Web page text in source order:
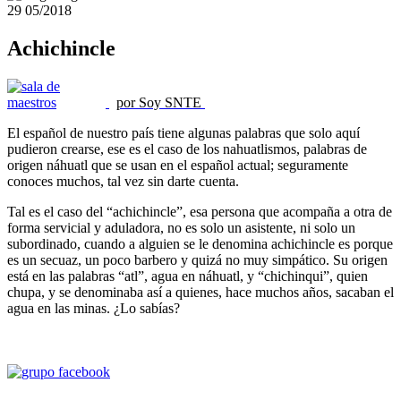
29 05/2018
Achichincle
por Soy SNTE
El español de nuestro país tiene algunas palabras que solo aquí
pudieron crearse, ese es el caso de los nahuatlismos, palabras de
origen náhuatl que se usan en el español actual; seguramente
conoces muchos, tal vez sin darte cuenta.
Tal es el caso del “achichincle”, esa persona que acompaña a otra de
forma servicial y aduladora, no es solo un asistente, ni solo un
subordinado, cuando a alguien se le denomina achichincle es porque
es un secuaz, un poco barbero y quizá no muy simpático. Su origen
está en las palabras “atl”, agua en náhuatl, y “chichinqui”, quien
chupa, y se denominaba así a quienes, hace muchos años, sacaban el
agua en las minas. ¿Lo sabías?